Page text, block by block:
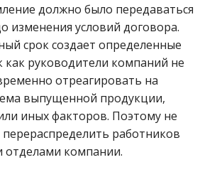
должно было передаваться
изменения условий договора.
срок создает определенные
как руководители компаний не
отреагировать на
выпущенной продукции,
иных факторов. Поэтому не
перераспределить работников
компании.